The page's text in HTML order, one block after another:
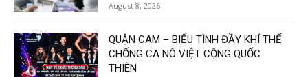
August 8, 2026
QUẬN CAM – BIỂU TÌNH ĐẦY KHÍ THẾ
CHỐNG CA NÔ VIỆT CỘNG QUỐC
THIÊN